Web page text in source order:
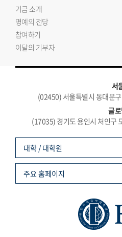
기금 소개
명예의 전당
참여하기
이달의 기부자
서
(02450) 서울특별시 동대문
글
(17035) 경기도 용인시 처인구
대학 / 대학원
주요 홈페이지